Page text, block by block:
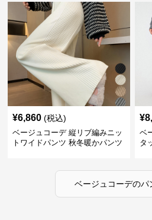
¥6,860 (税込)
ベージュコーデ 縦リブ編みニッ
トワイドパンツ 秋冬暖かパンツ
¥
ベ
タ
ベージュコーデのパ